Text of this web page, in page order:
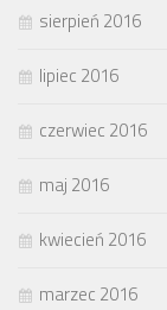
sierpień 2016
lipiec 2016
czerwiec 2016
maj 2016
kwiecień 2016
marzec 2016